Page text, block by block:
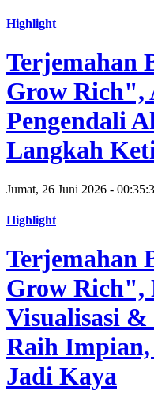
Highlight
Terjemahan
Grow Rich",
Pengendali
Langkah
Jumat, 26 Juni 2026 -
Highlight
Terjemahan
Grow Rich",
Visualisasi &
Raih
Jadi Kaya